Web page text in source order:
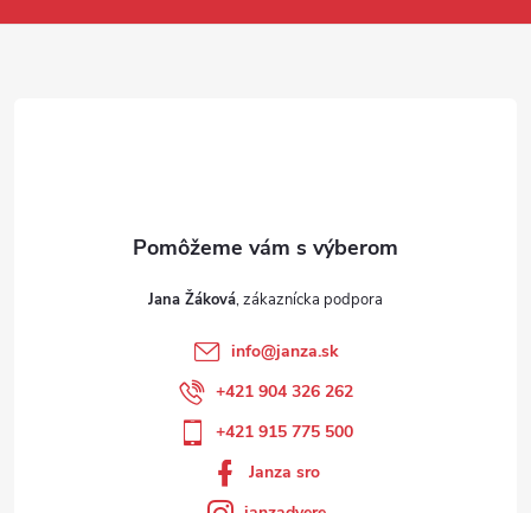
Jana Žáková
info@janza.sk
+421 904 326 262
+421 915 775 500
Janza sro